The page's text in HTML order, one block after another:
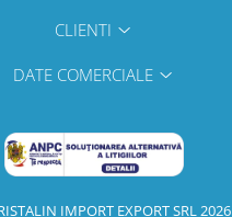
CLIENTI
DATE COMERCIALE
IMPORT EXPORT SRL 2026